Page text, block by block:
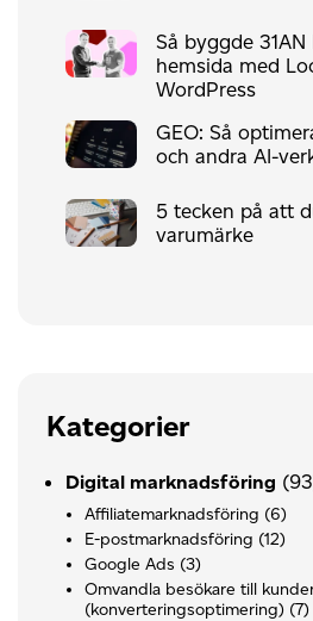
Så byggde 31AN
hemsida med
WordPress
GEO: Så
och andra AI-
5 tecken på att
varumärke
Kategorier
Digital marknadsföring
Affiliatemarknadsföring (6)
E-postmarknadsföring (12)
Google Ads (3)
Omvandla besökare till
(konverteringsoptimering) (7)